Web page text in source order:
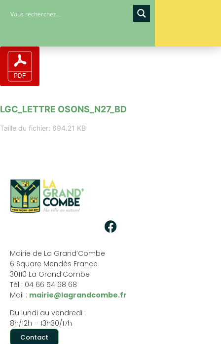
LGC_LETTRE OSONS_N27_BD
Taille du fichier: 694.21 KB
Mairie de La Grand’Combe
6 Square Mendès France
30110 La Grand’Combe
Tél : 04 66 54 68 68
Mail : mairie@lagrandcombe.fr
Du lundi au vendredi :
8h/12h – 13h30/17h
Contact